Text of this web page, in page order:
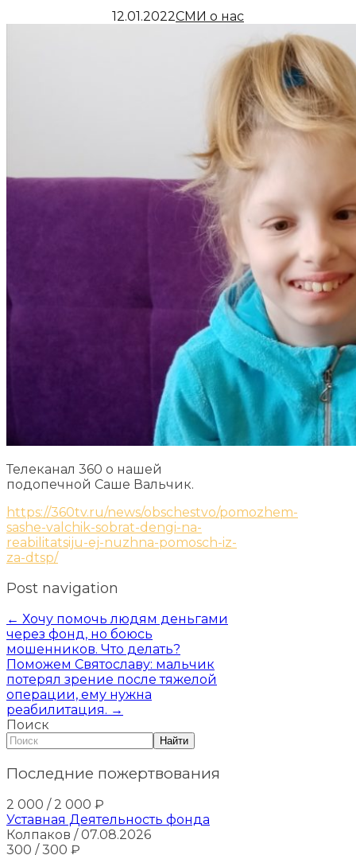
12.01.2022СМИ о нас
Телеканал 360 о нашей
подопечной Саше Вальчик.
https://360tv.ru/news/obschestvo/pomozhem-
sashe-valchik-sobrat-dengi-na-
reabilitatsiju-ej-nuzhna-pomosch-iz-
za-dtsp/
Post navigation
← Хочу помочь людям деньгами
через фонд, но боюсь
мошенников. Что делать?
Поможем Святославу: мальчик
потерял зрение после тяжелой
операции, ему нужна
реабилитация. →
Поиск
Найти
Последние пожертвования
2 000 / 2 000 ₽
Уставная Деятельность фонда
Колпаков / 07.08.2026
300 / 300 ₽